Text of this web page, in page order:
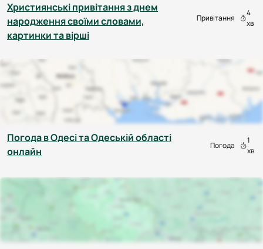
Християнські привітання з днем
народження своїми словами,
картинки та вірші
Привітання
4
хв
Погода в Одесі та Одеській області
онлайн
Погода
1
хв